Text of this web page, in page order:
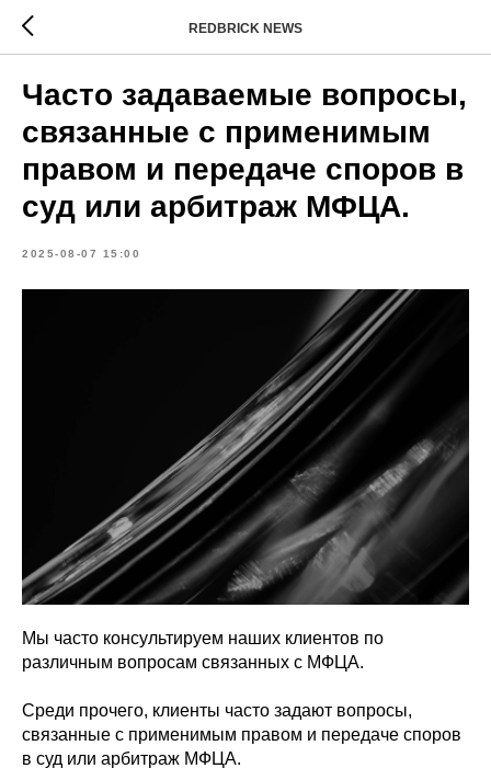
REDBRICK NEWS
Часто задаваемые вопросы,
связанные с применимым
правом и передаче споров в
суд или арбитраж МФЦА.
2025-08-07 15:00
Мы часто консультируем наших клиентов по
различным вопросам связанных с МФЦА.
Среди прочего, клиенты часто задают вопросы,
связанные с применимым правом и передаче споров
в суд или арбитраж МФЦА.